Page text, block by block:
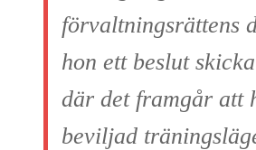
förvaltningsrättens
hon ett beslut
där det framgår att
beviljad